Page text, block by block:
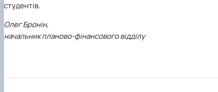
студентів.
Олег Бронін,
начальник планово-фінансового відділу